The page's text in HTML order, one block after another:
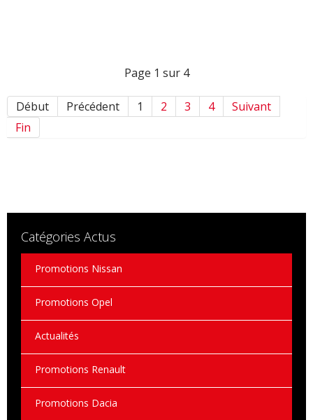
Page 1 sur 4
Début Précédent 1 2 3 4
Suivant
Fin
Catégories Actus
Promotions Nissan
Promotions Opel
Actualités
Promotions Renault
Promotions Dacia